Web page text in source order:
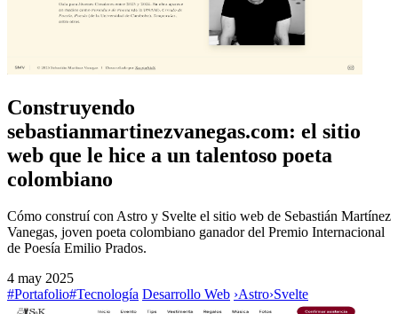
Construyendo
sebastianmartinezvanegas.com: el sitio
web que le hice a un talentoso poeta
colombiano
Cómo construí con Astro y Svelte el sitio web de Sebastián Martínez
Vanegas, joven poeta colombiano ganador del Premio Internacional
de Poesía Emilio Prados.
4 may 2025
#Portafolio#Tecnología Desarrollo Web ›Astro›Svelte